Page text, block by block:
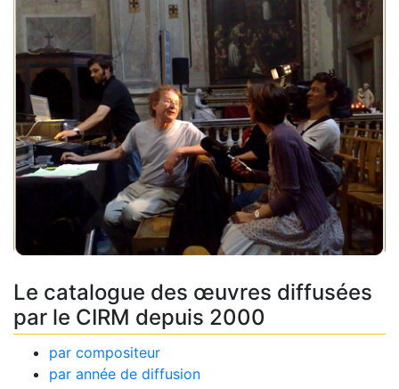
Le catalogue des œuvres diffusées
par le CIRM depuis 2000
par compositeur
par année de diffusion